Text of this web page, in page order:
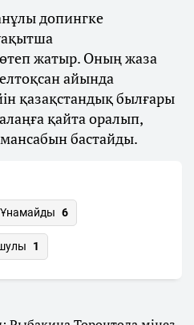
допингке
жатыр. Оның жаза
айында
қазақстандық былғары
қайта оралып,
бастайды.
Ұнамайды 6
1